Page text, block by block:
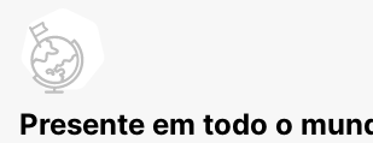
Presente em todo o